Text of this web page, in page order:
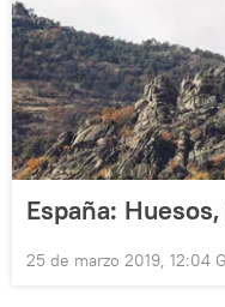
España:
25 de marzo 2019, 12:04